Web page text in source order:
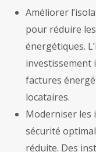
Améliorer
pour réduire
énergétiques.
investissement
factures
locataires.
Moderniser les
sécurité
réduite. Des